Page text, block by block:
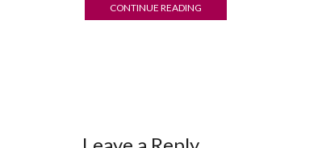
CONTINUE READING